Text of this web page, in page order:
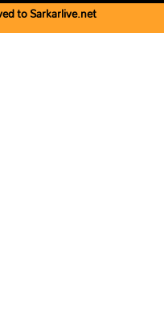
to Sarkarlive.net